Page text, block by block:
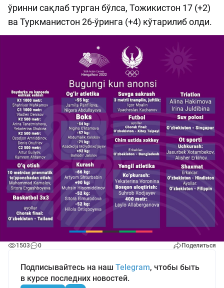
ўринни сақлаб турган бўлса, Тожикистон 17 (+2)
ва Туркманистон 26-ўринга (+4) кўтарилиб олди.
1503 0 Поделиться
Подписывайтесь на наш Telegram, чтобы быть
в курсе последних новостей.